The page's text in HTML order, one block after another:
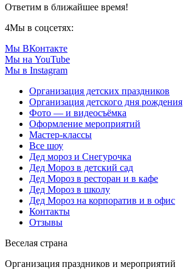
Ответим в ближайшее время!
4Мы в соцсетях:
Мы ВКонтакте
Мы на YouTube
Мы в Instagram
Организация детских праздников
Организация детского дня рождения
Фото — и видеосъёмка
Оформление мероприятий
Мастер-классы
Все шоу
Дед мороз и Снегурочка
Дед Мороз в детский сад
Дед Мороз в ресторан и в кафе
Дед Мороз в школу
Дед Мороз на корпоратив и в офис
Контакты
Отзывы
Веселая страна
Организация праздников и мероприятий